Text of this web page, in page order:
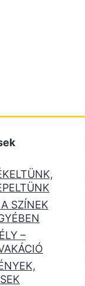
SZÍNEK
–